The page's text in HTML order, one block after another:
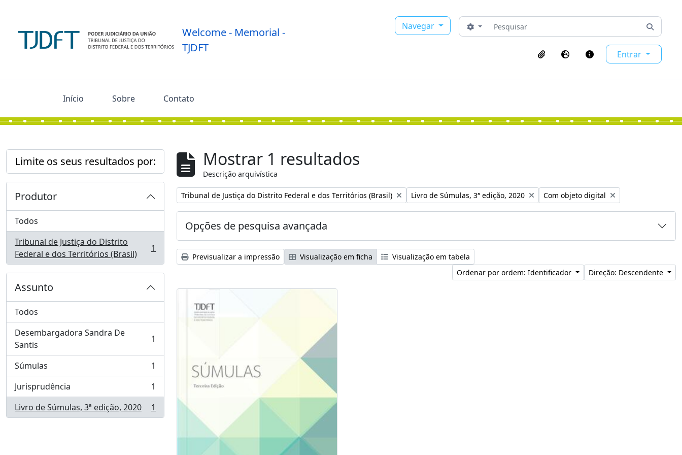
Welcome - Memorial -
TJDFT
Navegar Pesquisar
Opções de busca
Área de transferência
Idioma Ligações rápidas
Entrar
Início Sobre Contato
Limite os seus resultados por:
Produtor
Todos
Tribunal de Justiça do Distrito
Federal e dos Territórios (Brasil)
, 1 resultados 1
Assunto
Todos
Desembargadora Sandra De
Santis
, 1 resultados 1
Súmulas
, 1 resultados
1
Jurisprudência
, 1 resultados
1
Livro de Súmulas, 3ª edição, 2020
, 1 resultados 1
Mostrar 1 resultados
Descrição arquivística
Remover filtro:
Tribunal de Justiça do Distrito Federal e dos Territórios (Brasil) Remover filtro:
Livro de Súmulas, 3ª edição, 2020 Remover filtro:
Com objeto digital
Opções de pesquisa avançada
Previsualizar a impressão Visualização em ficha
Visualização em tabela
Ordenar por ordem: Identificador
Direção: Descendente